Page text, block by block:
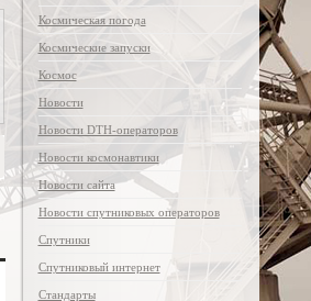
Космическая погода
Космические запуски
Космос
Новости
Новости DTH-операторов
Новости космонавтики
Новости сайта
Новости спутниковых операторов
Спутники
Спутниковый интернет
Стандарты